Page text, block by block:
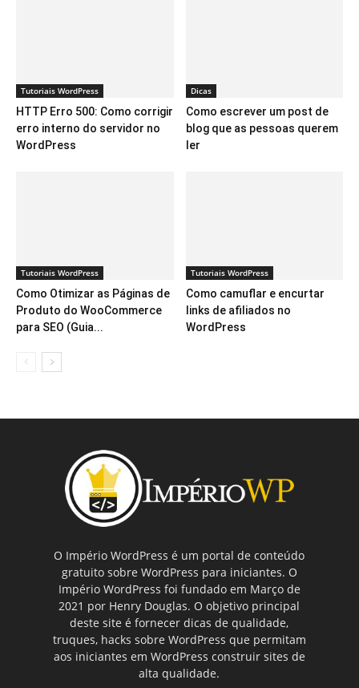
Tutoriais WordPress
HTTP Erro 500: Como corrigir
erro interno do servidor no
WordPress
Dicas
Como escrever um post de
blog que as pessoas querem
ler
Tutoriais WordPress
Como Otimizar as Páginas de
Produto do WooCommerce
para SEO (Guia...
Tutoriais WordPress
Como camuflar e encurtar
links de afiliados no
WordPress
O Império WordPress é um portal de conteúdo
gratuito sobre WordPress para iniciantes. O
Império WordPress foi fundado em Março de
2021 por Henry Douglas. O objetivo principal
deste site é fornecer dicas de qualidade,
truques, hacks sobre WordPress que permitam
aos iniciantes em WordPress construir sites de
alta qualidade.